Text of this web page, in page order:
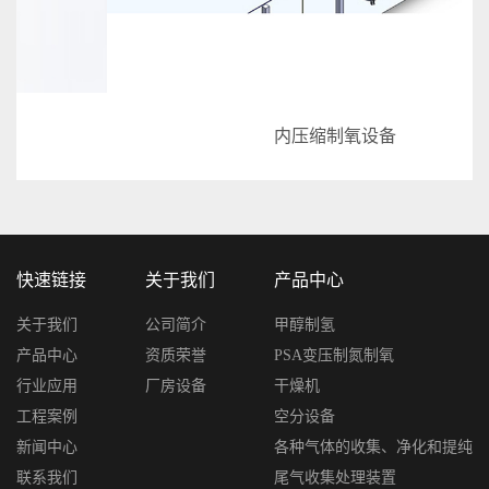
内压缩制氧设备
快速链接
关于我们
产品中心
行业应用
工程案例
新闻中心
联系我们
关于我们
公司简介
资质荣誉
厂房设备
产品中心
甲醇制氢
PSA变压制氮制氧
干燥机
空分设备
各种气体的收集、净化和提纯
尾气收集处理装置